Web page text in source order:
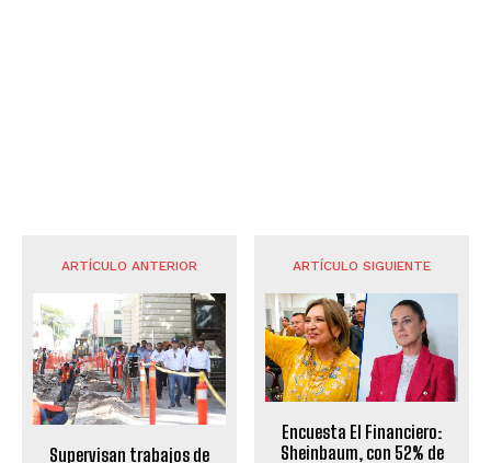
ARTÍCULO ANTERIOR
Supervisan trabajos de
ARTÍCULO SIGUIENTE
Encuesta El Financiero:
Sheinbaum, con 52% de